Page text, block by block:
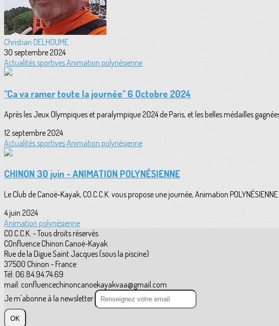
Christian DELHOUME
30 septembre 2024
Actualités sportivesAnimation polynésienne
"Ca va ramer toute la journée" 6 Octobre 2024
Après les Jeux Olympiques et paralympique 2024 de Paris, et les belles médailles
12 septembre 2024
Actualités sportivesAnimation polynésienne
CHINON 30 juin - ANIMATION POLYNÉSIENNE
Le Club de Canoë-Kayak, CO.C.C.K. vous propose une journée, Animation
4 juin 2024
Animation polynésienne
CO.C.C.K. - Tous droits réservés
COnfluence Chinon Canoë-Kayak
Rue de la Digue Saint Jacques (sous la piscine)
37500 Chinon - France
Tél: 06.84.94.74.69
mail: confluencechinoncanoekayakvaa@gmail.com
Je m'abonne à la newsletter
OK